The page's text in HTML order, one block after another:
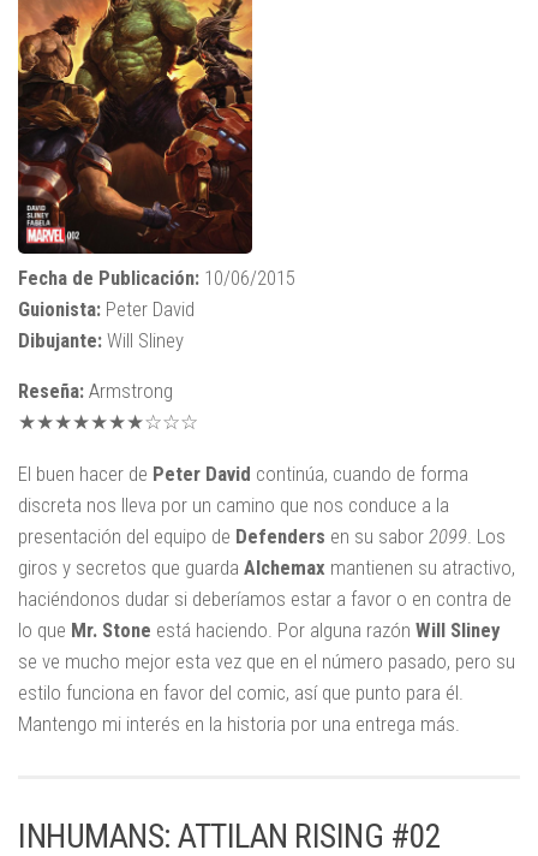
Fecha de Publicación: 10/06/2015
Guionista: Peter David
Dibujante: Will Sliney
Reseña: Armstrong
★★★★★★★☆☆☆
El buen hacer de Peter David continúa, cuando de forma
discreta nos lleva por un camino que nos conduce a la
presentación del equipo de Defenders en su sabor 2099. Los
giros y secretos que guarda Alchemax mantienen su atractivo,
haciéndonos dudar si deberíamos estar a favor o en contra de
lo que Mr. Stone está haciendo. Por alguna razón Will Sliney
se ve mucho mejor esta vez que en el número pasado, pero su
estilo funciona en favor del comic, así que punto para él.
Mantengo mi interés en la historia por una entrega más.
INHUMANS: ATTILAN RISING #02